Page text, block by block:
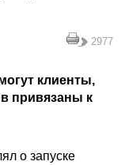
2977
клиенты,
привязаны к
о запуске